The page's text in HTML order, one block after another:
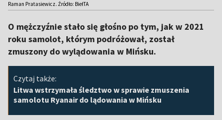
Raman Pratasiewicz. Źródło: BiełTA
O mężczyźnie stało się głośno po tym, jak w 2021
roku samolot, którym podróżował, został
zmuszony do wylądowania w Mińsku.
Czytaj także:
Litwa wstrzymała śledztwo w sprawie zmuszenia
samolotu Ryanair do lądowania w Mińsku